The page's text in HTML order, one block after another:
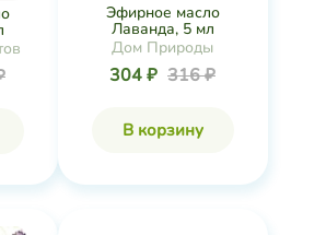
Эфирное масло
Лаванда, 5 мл
Дом Природы
304 ₽ 316 ₽
В корзину